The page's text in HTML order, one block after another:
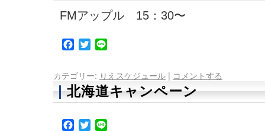
FMアップル 15：30〜
Facebook
Twitter
カテゴリー: りえスケジュール | コメントする
北海道キャンペーン
Facebook
Twitter